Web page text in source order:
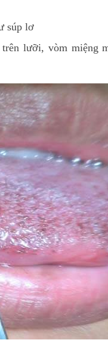
súp lơ
lưỡi, vòm miệng